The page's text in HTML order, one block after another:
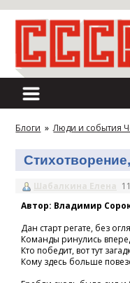
Блоги » Люди и события
Шабалкина Елена
Автор: Владимир
Дан старт регате, без
Команды ринулись
Кто победит, вот тут
Кому здесь больше